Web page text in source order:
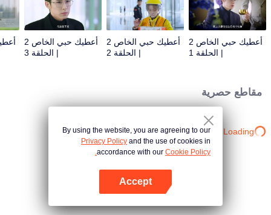
أعطيك حبي الخاص 2
| الحلقة 1
أعطيك حبي الخاص 2
| الحلقة 2
أعطيك حبي الخاص 2
| الحلقة 3
مقاطع حصرية
Loading…
By using the website, you are agreeing to our
Privacy Policy and the use of cookies in
accordance with our Cookie Policy.
Accept